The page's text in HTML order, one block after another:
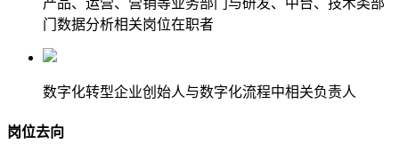
门数据分析相关岗位在职者
数字化转型企业创始人与数字化流程中相关负责人
岗位去向